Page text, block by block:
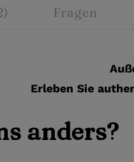
Fragen
Erleben Sie
anders?